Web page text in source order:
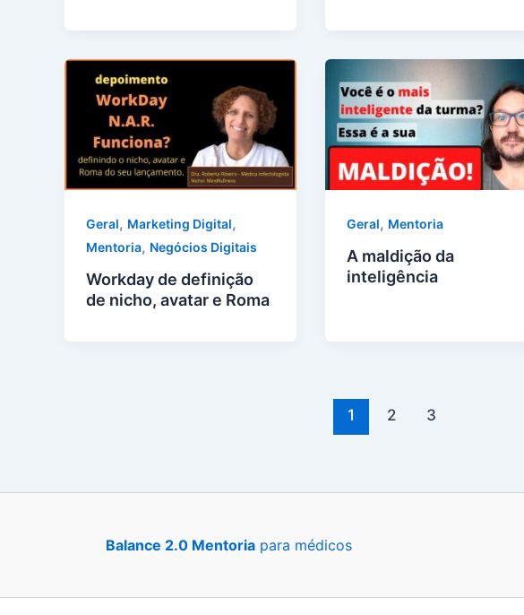
Geral, Marketing Digital,
Mentoria, Negócios Digitais
Workday de definição
de nicho, avatar e Roma
Geral, Mentoria
A maldição da
inteligência
1 2 3
Balance 2.0 Mentoriapara médicos